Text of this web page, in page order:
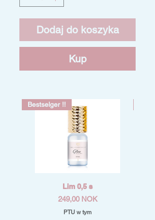
Dodaj do koszyka
Kup
Bestselger !!
Lim 0,5 s
Cena
249,00 NOK
PTU w tym